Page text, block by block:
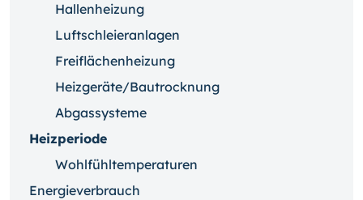
Hallenheizung
Luftschleieranlagen
Freiflächenheizung
Heizgeräte/Bautrocknung
Abgassysteme
Heizperiode
Wohlfühltemperaturen
Energieverbrauch